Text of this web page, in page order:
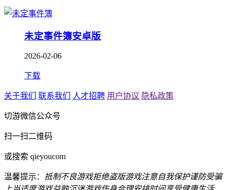
未定事件簿安卓版
2026-02-06
下载
关于我们 联系我们 人才招聘 用户协议 隐私政策
切游微信公众号
扫一扫二维码
或搜索 qieyoucom
温馨提示： 抵制不良游戏拒绝盗版游戏注意自我保护谨防受骗